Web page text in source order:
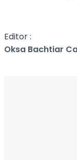
Editor :
Oksa Bachtiar